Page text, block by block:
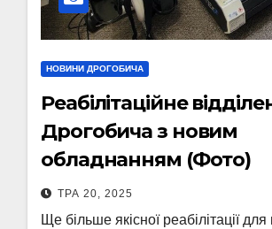
НОВИНИ ДРОГОБИЧА
Реабілітаційне
Дрогобича з новим
обладнанням (Фото)
ТРА 20, 2025
Ще більше якісної реабілітації для